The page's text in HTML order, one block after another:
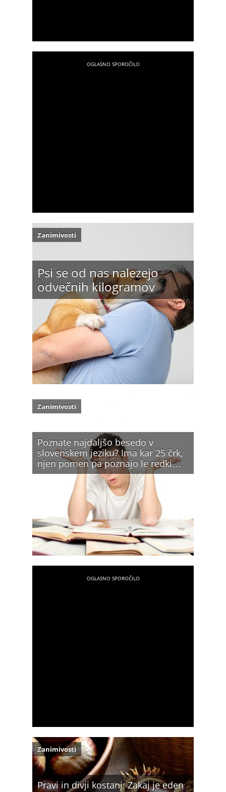
Psi se od nas nalezejo
odvečnih kilogramov
Zanimivosti
Poznate najdaljšo besedo v
slovenskem jeziku? Ima kar 25 črk,
njen pomen pa poznajo le redki…
Zanimivosti
Pravi in divji kostanj: Zakaj je eden
Zanimivosti